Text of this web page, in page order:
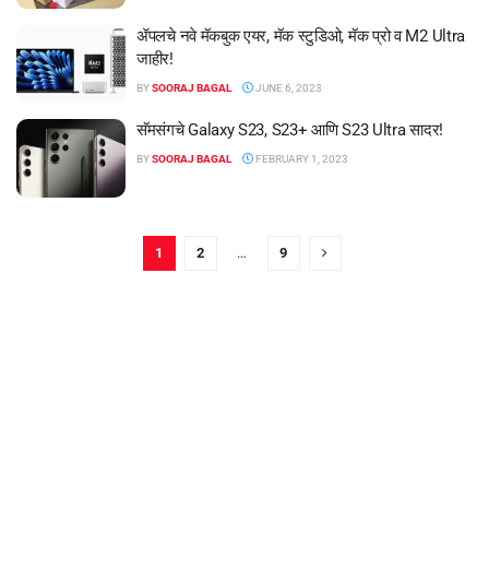
ॲपलचे नवे मॅकबुक एयर, मॅक स्टुडिओ, मॅक प्रो व M2 Ultra
जाहीर!
BYSOORAJ BAGAL JUNE 6, 2023
सॅमसंगचे Galaxy S23, S23+ आणि S23 Ultra सादर!
BYSOORAJ BAGAL FEBRUARY 1, 2023
1 2 … 9